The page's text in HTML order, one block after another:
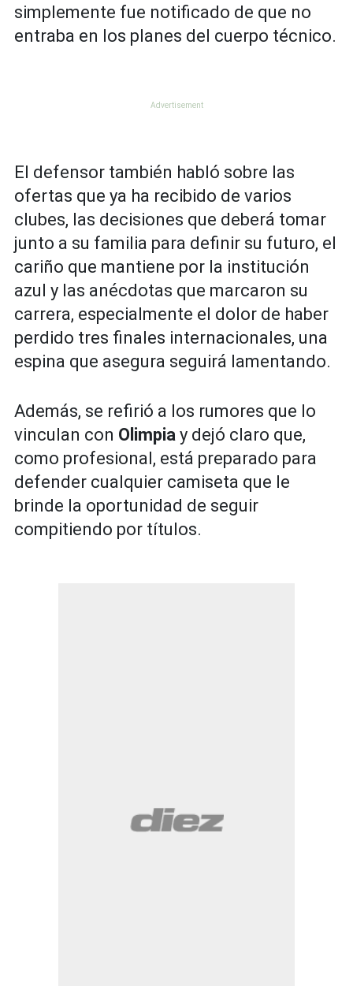
simplemente fue notificado de que no
entraba en los planes del cuerpo técnico.
El defensor también habló sobre las
ofertas que ya ha recibido de varios
clubes, las decisiones que deberá tomar
junto a su familia para definir su futuro, el
cariño que mantiene por la institución
azul y las anécdotas que marcaron su
carrera, especialmente el dolor de haber
perdido tres finales internacionales, una
espina que asegura seguirá lamentando.
Además, se refirió a los rumores que lo
vinculan con Olimpia y dejó claro que,
como profesional, está preparado para
defender cualquier camiseta que le
brinde la oportunidad de seguir
compitiendo por títulos.